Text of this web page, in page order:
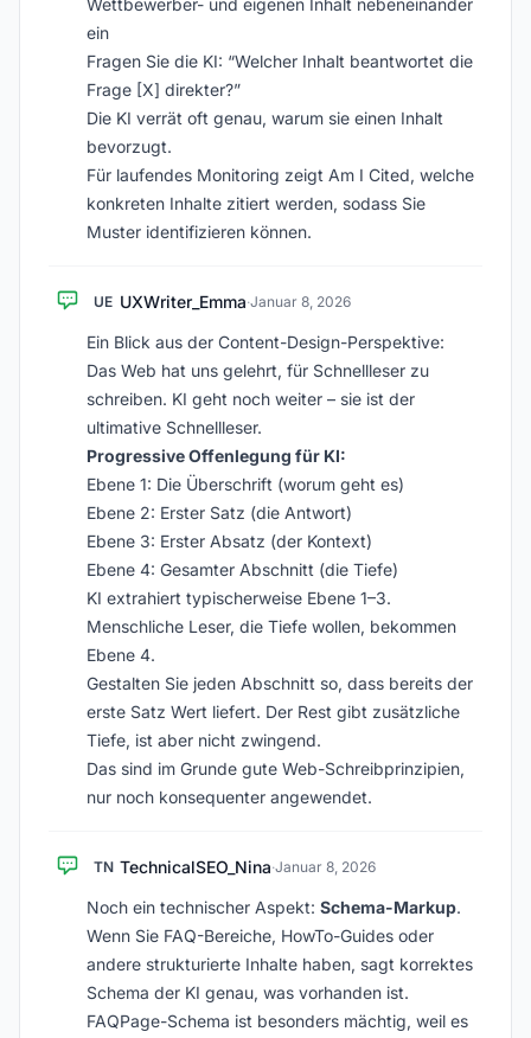
Wettbewerber- und eigenen Inhalt nebeneinander
ein
Fragen Sie die KI: “Welcher Inhalt beantwortet die
Frage [X] direkter?”
Die KI verrät oft genau, warum sie einen Inhalt
bevorzugt.
Für laufendes Monitoring zeigt Am I Cited, welche
konkreten Inhalte zitiert werden, sodass Sie
Muster identifizieren können.
UE UXWriter_Emma·Januar 8, 2026
Ein Blick aus der Content-Design-Perspektive:
Das Web hat uns gelehrt, für Schnellleser zu
schreiben. KI geht noch weiter – sie ist der
ultimative Schnellleser.
Progressive Offenlegung für KI:
Ebene 1: Die Überschrift (worum geht es)
Ebene 2: Erster Satz (die Antwort)
Ebene 3: Erster Absatz (der Kontext)
Ebene 4: Gesamter Abschnitt (die Tiefe)
KI extrahiert typischerweise Ebene 1–3.
Menschliche Leser, die Tiefe wollen, bekommen
Ebene 4.
Gestalten Sie jeden Abschnitt so, dass bereits der
erste Satz Wert liefert. Der Rest gibt zusätzliche
Tiefe, ist aber nicht zwingend.
Das sind im Grunde gute Web-Schreibprinzipien,
nur noch konsequenter angewendet.
TN TechnicalSEO_Nina·Januar 8, 2026
Noch ein technischer Aspekt: Schema-Markup.
Wenn Sie FAQ-Bereiche, HowTo-Guides oder
andere strukturierte Inhalte haben, sagt korrektes
Schema der KI genau, was vorhanden ist.
FAQPage-Schema ist besonders mächtig, weil es